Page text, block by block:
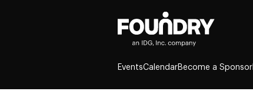
EventsCalendarBecome a Sponsor